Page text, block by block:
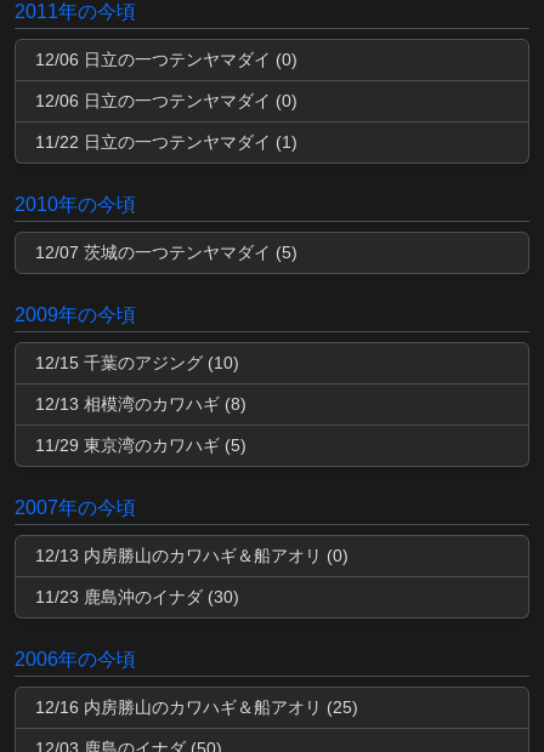
2011年の今頃
12/06 日立の一つテンヤマダイ (0)
12/06 日立の一つテンヤマダイ (0)
11/22 日立の一つテンヤマダイ (1)
2010年の今頃
12/07 茨城の一つテンヤマダイ (5)
2009年の今頃
12/15 千葉のアジング (10)
12/13 相模湾のカワハギ (8)
11/29 東京湾のカワハギ (5)
2007年の今頃
12/13 内房勝山のカワハギ＆船アオリ (0)
11/23 鹿島沖のイナダ (30)
2006年の今頃
12/16 内房勝山のカワハギ＆船アオリ (25)